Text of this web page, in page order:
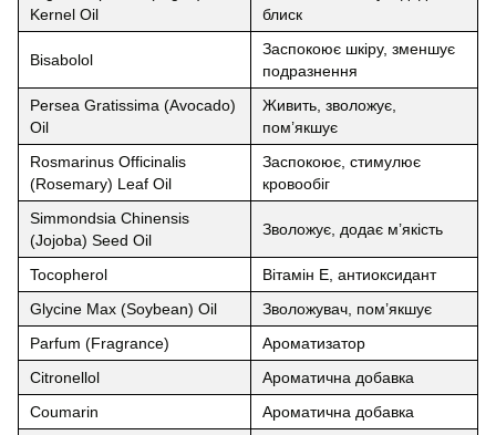
Kernel Oil
блиск
Bisabolol
Заспокоює шкіру, зменшує
подразнення
Persea Gratissima (Avocado)
Oil
Живить, зволожує,
пом’якшує
Rosmarinus Officinalis
(Rosemary) Leaf Oil
Заспокоює, стимулює
кровообіг
Simmondsia Chinensis
(Jojoba) Seed Oil
Зволожує, додає м’якість
Tocopherol
Вітамін Е, антиоксидант
Glycine Max (Soybean) Oil
Зволожувач, пом’якшує
Parfum (Fragrance)
Ароматизатор
Citronellol
Ароматична добавка
Coumarin
Ароматична добавка